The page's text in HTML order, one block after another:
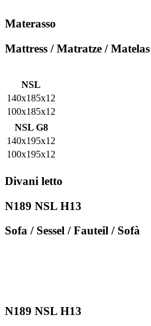
Materasso
Mattress / Matratze /
NSL
140x185x12
100x185x12
NSL G8
140x195x12
100x195x12
Divani letto
N189 NSL H13
Sofa / Sessel / Fauteil / Sofà
N189 NSL H13